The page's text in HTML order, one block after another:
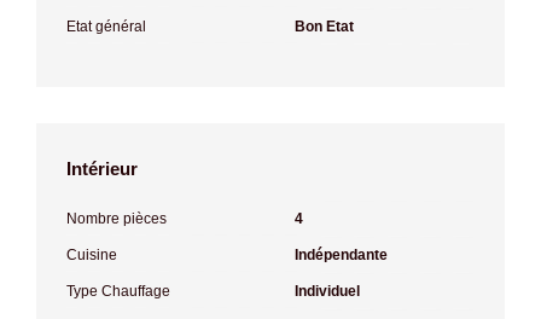
Etat général Bon Etat
Intérieur
Nombre pièces 4
Cuisine Indépendante
Type Chauffage Individuel